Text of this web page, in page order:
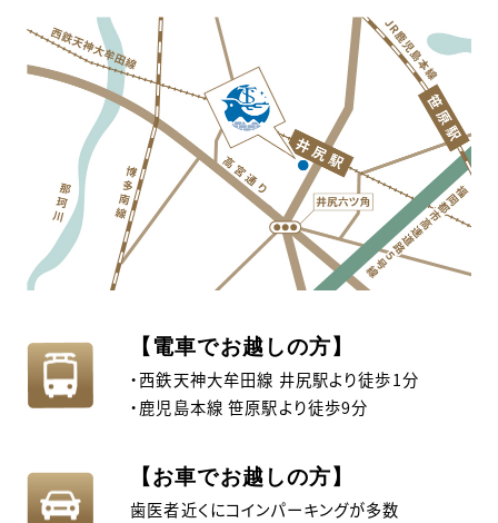
【電車でお越しの方】
・西鉄天神大牟田線 井尻駅より徒歩1分
・鹿児島本線 笹原駅より徒歩9分
【お車でお越しの方】
歯医者近くにコインパーキングが多数